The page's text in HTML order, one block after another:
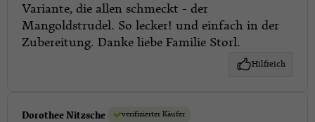
Variante, die allen schmeckt - der
Mangoldstrudel. So lecker! und einfach in der
Zubereitung. Danke liebe Familie Storl.
Hilfreich
Dorothee Nitzsche verifizierter Käufer